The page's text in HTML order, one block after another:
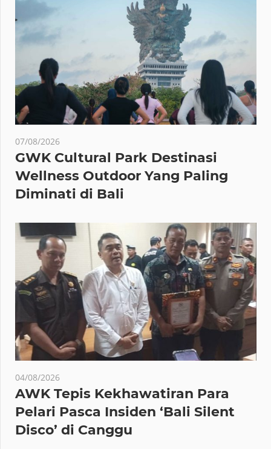
07/08/2026
GWK Cultural Park Destinasi
Wellness Outdoor Yang Paling
Diminati di Bali
04/08/2026
AWK Tepis Kekhawatiran Para
Pelari Pasca Insiden ‘Bali Silent
Disco’ di Canggu